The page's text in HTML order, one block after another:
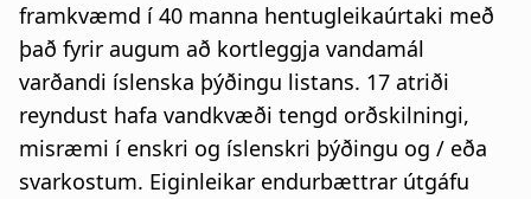
framkvæmd í 40 manna hentugleikaúrtaki með
það fyrir augum að kortleggja vandamál
varðandi íslenska þýðingu listans. 17 atriði
reyndust hafa vandkvæði tengd orðskilningi,
misræmi í enskri og íslenskri þýðingu og / eða
svarkostum. Eiginleikar endurbættrar útgáfu